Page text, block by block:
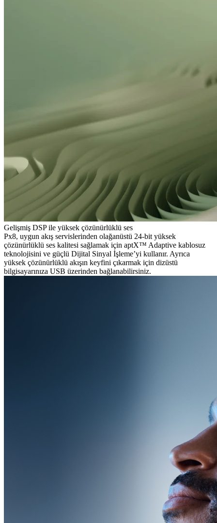
Gelişmiş DSP ile yüksek çözünürlüklü ses
Px8, uygun akış servislerinden olağanüstü 24-bit yüksek
çözünürlüklü ses kalitesi sağlamak için aptX™ Adaptive kablosuz
teknolojisini ve güçlü Dijital Sinyal İşleme’yi kullanır. Ayrıca
yüksek çözünürlüklü akışın keyfini çıkarmak için dizüstü
bilgisayarınıza USB üzerinden bağlanabilirsiniz.